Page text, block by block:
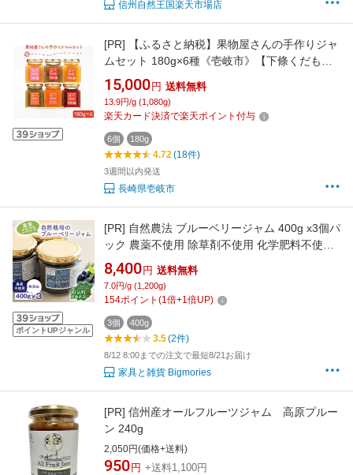
信州自然王国楽天市場店
[PR]
【ふるさと納税】果物屋さんの手作りジャ
ムセット 180g×6種《壱岐市》【下條くだもの
店】[JCA002] ジャム 詰め合わせ セット いちご
ジャム りんごジャム パインジャム 梨ジャム 洋
梨ジャム 桃ジャム 人参ジャム いちじくジャム
15,000 円 送料無料
13.9円/g (1,080g)
楽天カード決済で楽天ポイント付与
6個 180g
4.72(18件)
3週間以内発送
長崎県壱岐市
ポイントUPジャンル
[PR] 自然農法 ブルーベリージャム 400g x3個パ
ック 農薬不使用 除草剤不使用 化学肥料不使用
自然素材 天然素材 果実たっぷり ジャム 無添加
砂糖不使用 産地直送 国産 日本製 岡山県産 【産
直】
8,400 円 送料無料
7.0円/g (1,200g)
154ポイント (1倍+1倍UP)
3個 400g
3.5(2件)
8/12 8:00までの注文で最短8/21お届け
家具と雑貨 Bigmories
[PR] 信州産オールフルーツジャム 高原プルー
ン 240g
2,050円(価格+送料)
950 円 +送料1,100円